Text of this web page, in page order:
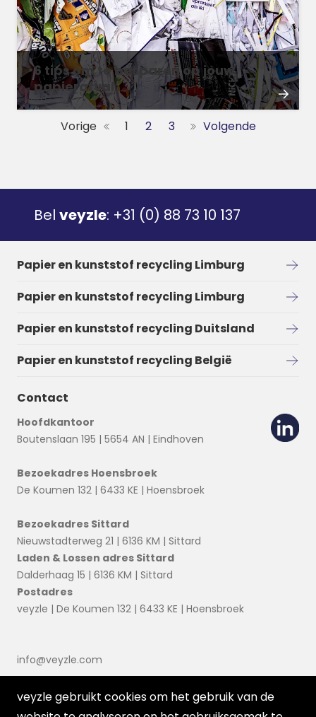
6 tips om te besparen op jouw
papierafval
Vorige 1 2 3 Volgende
Bel veyzle: +31 (0) 88 73 10 137
Papier en kunststof recycling Limburg
Papier en kunststof recycling Limburg
Papier en kunststof recycling Duitsland
Papier en kunststof recycling België
Contact
Hoofdkantoor
Boutenslaan 195 | 5654 AN | Eindhoven
Bezoekadres Hoensbroek
De Koumen 132 | 6433 KE | Hoensbroek
Bezoekadres Sittard
Nieuwstadterweg 21 | 6136 KM | Sittard
Laden & Lossen adres Sittard
Dalderhaag 15 | 6136 KM | Sittard
Postadres
veyzle | De Koumen 132 | 6433 KE | Hoensbroek
info@veyzle.com
veyzle gebruikt cookies om het gebruik van de